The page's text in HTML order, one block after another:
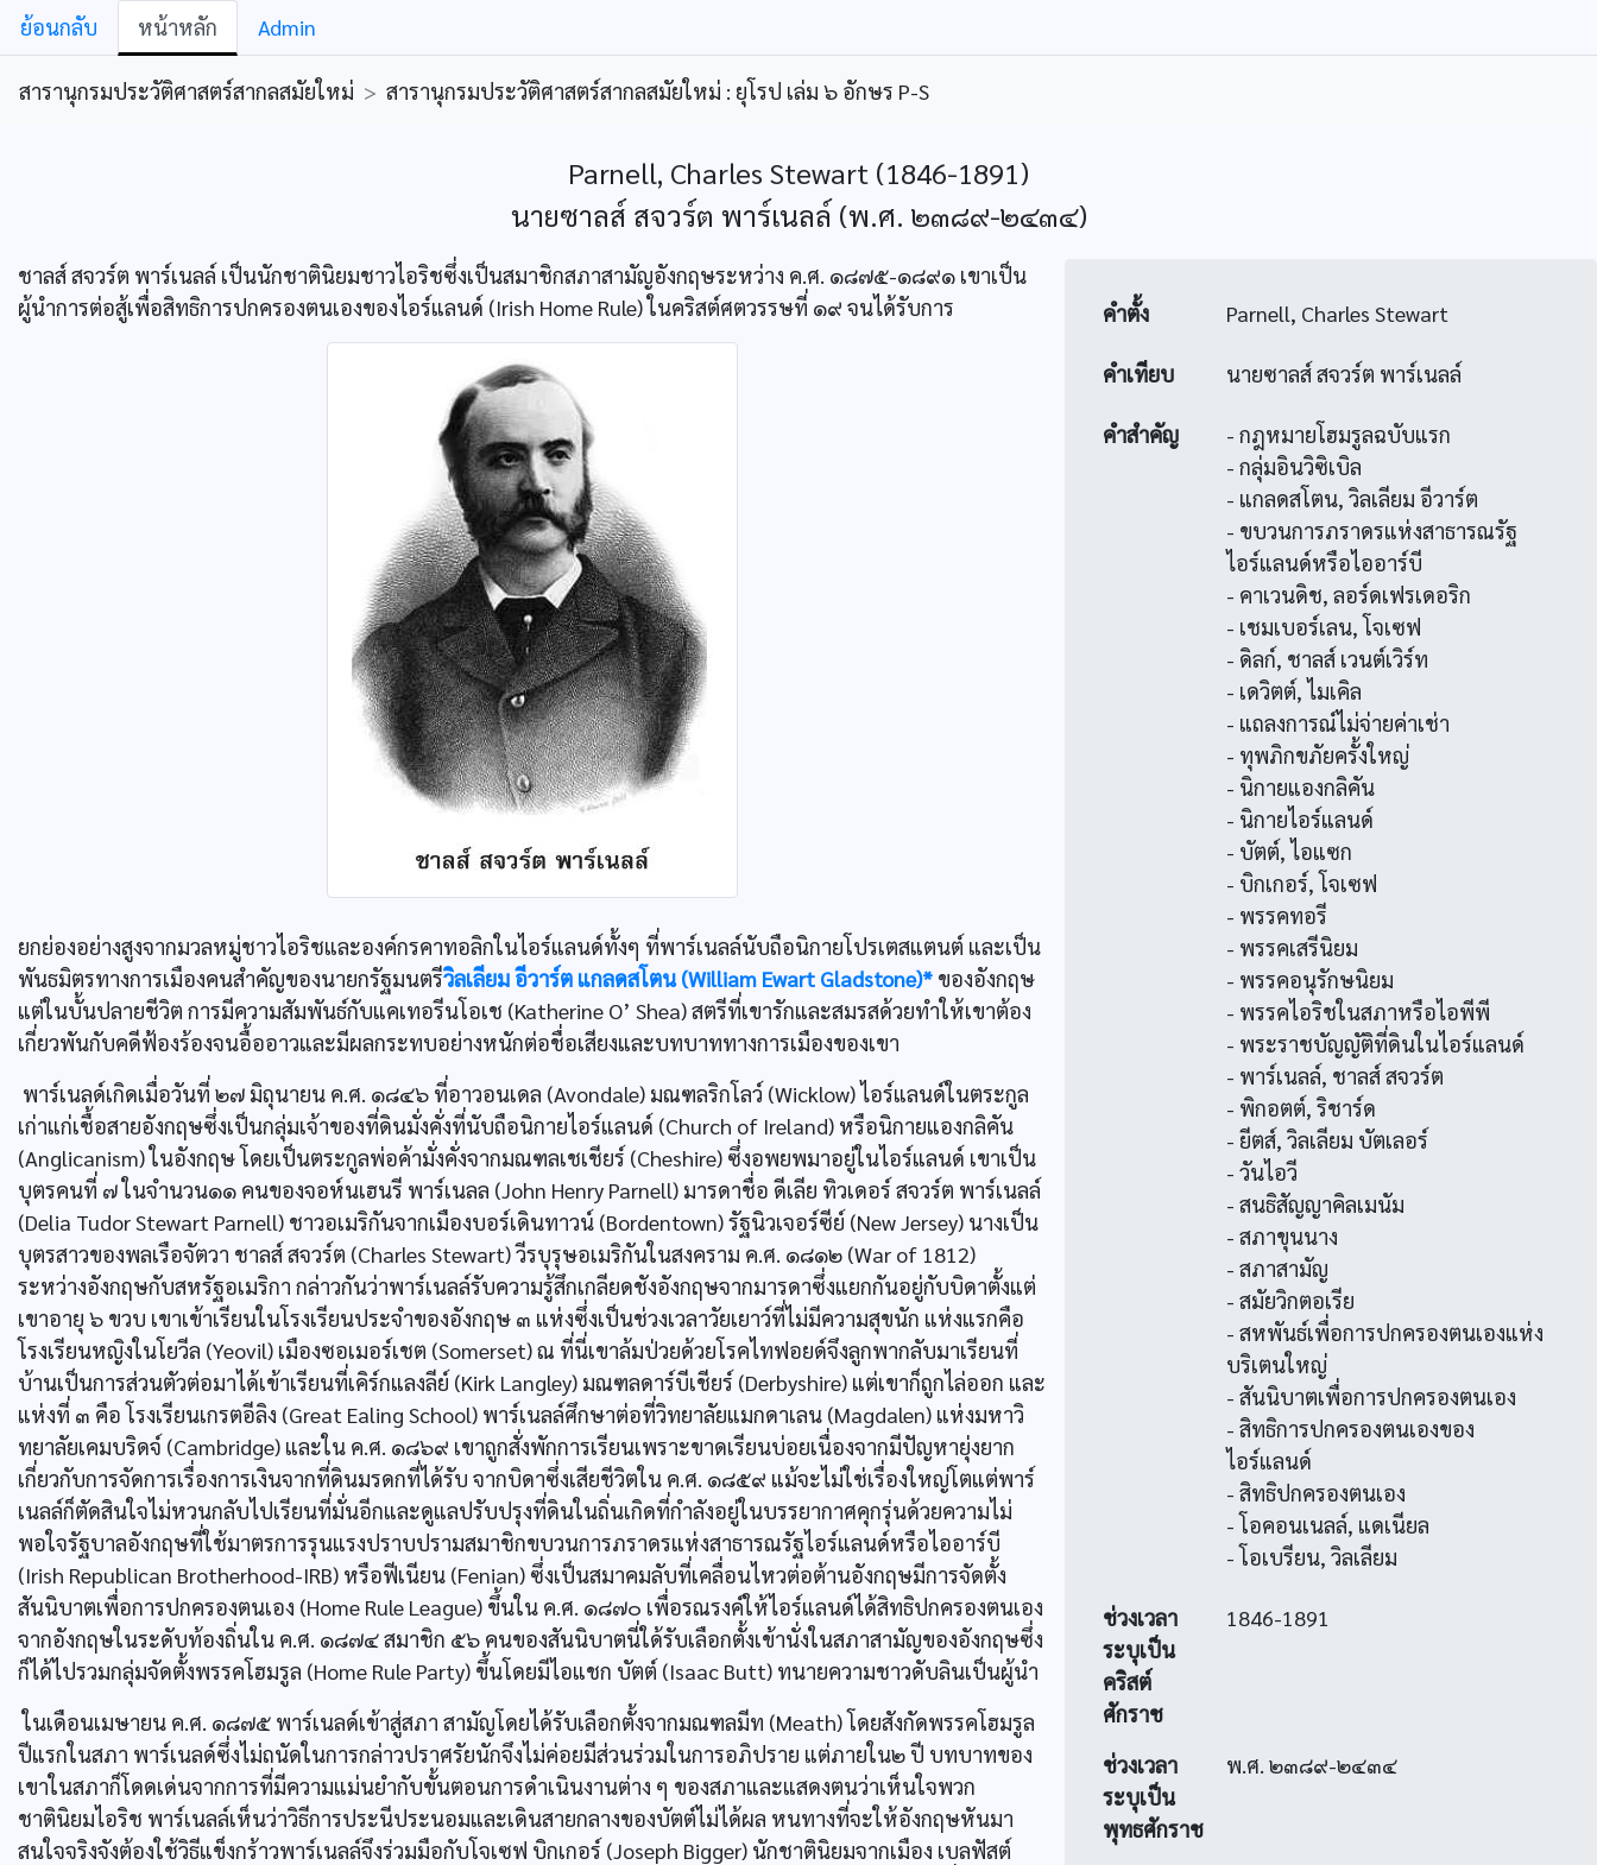
ย้อนกลับ หน้าหลัก Admin
สารานุกรมประวัติศาสตร์สากลสมัยใหม่ > สารานุกรมประวัติศาสตร์สากลสมัยใหม่ : ยุโรป เล่ม ๖ อักษร P-S
Parnell, Charles Stewart (1846-1891)
นายซาลส์ สจวร์ต พาร์เนลล์ (พ.ศ. ๒๓๘๙-๒๔๓๔)
ชาลส์ สจวร์ต พาร์เนลล์ เป็นนักชาตินิยมชาวไอริชซึ่งเป็นสมาชิกสภาสามัญอังกฤษระหว่าง ค.ศ. ๑๘๗๕-๑๘๙๑ เขาเป็น
ผู้นำการต่อสู้เพื่อสิทธิการปกครองตนเองของไอร์แลนด์ (Irish Home Rule) ในคริสต์ศตวรรษที่ ๑๙ จนได้รับการ
ยกย่องอย่างสูงจากมวลหมู่ชาวไอริชและองค์กรคาทอลิกในไอร์แลนด์ทั้งๆ ที่พาร์เนลล์นับถือนิกายโปรเตสแตนต์ และเป็น
พันธมิตรทางการเมืองคนสำคัญของนายกรัฐมนตรีวิลเลียม อีวาร์ต แกลดสโตน (William Ewart Gladstone)* ของอังกฤษ
แต่ในบั้นปลายชีวิต การมีความสัมพันธ์กับแคเทอรีนโอเช (Katherine O’ Shea) สตรีที่เขารักและสมรสด้วยทำให้เขาต้อง
เกี่ยวพันกับคดีฟ้องร้องจนอื้ออาวและมีผลกระทบอย่างหนักต่อชื่อเสียงและบทบาททางการเมืองของเขา
พาร์เนลด์เกิดเมื่อวันที่ ๒๗ มิถุนายน ค.ศ. ๑๘๔๖ ที่อาวอนเดล (Avondale) มณฑลริกโลว์ (Wicklow) ไอร์แลนด์ในตระกูล
เก่าแก่เชื้อสายอังกฤษซึ่งเป็นกลุ่มเจ้าของที่ดินมั่งคั่งที่นับถือนิกายไอร์แลนด์ (Church of Ireland) หรือนิกายแองกลิคัน
(Anglicanism) ในอังกฤษ โดยเป็นตระกูลพ่อค้ามั่งคั่งจากมณฑลเชเชียร์ (Cheshire) ซึ่งอพยพมาอยู่ในไอร์แลนด์ เขาเป็น
บุตรคนที่ ๗ ในจำนวน๑๑ คนของจอห์นเฮนรี พาร์เนลล (John Henry Parnell) มารดาชื่อ ดีเลีย ทิวเดอร์ สจวร์ต พาร์เนลล์
(Delia Tudor Stewart Parnell) ชาวอเมริกันจากเมืองบอร์เดินทาวน์ (Bordentown) รัฐนิวเจอร์ซีย์ (New Jersey) นางเป็น
บุตรสาวของพลเรือจัตวา ชาลส์ สจวร์ต (Charles Stewart) วีรบุรุษอเมริกันในสงคราม ค.ศ. ๑๘๑๒ (War of 1812)
ระหว่างอังกฤษกับสหรัฐอเมริกา กล่าวกันว่าพาร์เนลล์รับความรู้สึกเกลียดชังอังกฤษจากมารดาซึ่งแยกกันอยู่กับบิดาตั้งแต่
เขาอายุ ๖ ขวบ เขาเข้าเรียนในโรงเรียนประจำของอังกฤษ ๓ แห่งซึ่งเป็นช่วงเวลาวัยเยาว์ที่ไม่มีความสุขนัก แห่งแรกคือ
โรงเรียนหญิงในโยวีล (Yeovil) เมืองซอเมอร์เชต (Somerset) ณ ที่นี่เขาล้มป่วยด้วยโรคไทฟอยด์จึงลูกพากลับมาเรียนที่
บ้านเป็นการส่วนตัวต่อมาได้เข้าเรียนที่เคิร์กแลงลีย์ (Kirk Langley) มณฑลดาร์บีเชียร์ (Derbyshire) แต่เขาก็ถูกไล่ออก และ
แห่งที่ ๓ คือ โรงเรียนเกรตอีลิง (Great Ealing School) พาร์เนลล์ศึกษาต่อที่วิทยาลัยแมกดาเลน (Magdalen) แห่งมหาวิ
ทยาลัยเคมบริดจ์ (Cambridge) และใน ค.ศ. ๑๘๖๙ เขาถูกสั่งพักการเรียนเพราะขาดเรียนบ่อยเนื่องจากมีปัญหายุ่งยาก
เกี่ยวกับการจัดการเรื่องการเงินจากที่ดินมรดกที่ได้รับ จากบิดาซึ่งเสียชีวิตใน ค.ศ. ๑๘๕๙ แม้จะไม่ใช่เรื่องใหญ่โตแต่พาร์
เนลล์ก็ตัดสินใจไม่หวนกลับไปเรียนที่มั่นอีกและดูแลปรับปรุงที่ดินในถิ่นเกิดที่กำลังอยู่ในบรรยากาศคุกรุ่นด้วยความไม่
พอใจรัฐบาลอังกฤษที่ใช้มาตรการรุนแรงปราบปรามสมาชิกขบวนการภราดรแห่งสาธารณรัฐไอร์แลนด์หรือไออาร์บี
(Irish Republican Brotherhood-IRB) หรือฟีเนียน (Fenian) ซึ่งเป็นสมาคมลับที่เคลื่อนไหวต่อต้านอังกฤษมีการจัดตั้ง
สันนิบาตเพื่อการปกครองตนเอง (Home Rule League) ขึ้นใน ค.ศ. ๑๘๗๐ เพื่อรณรงค์ให้ไอร์แลนด์ได้สิทธิปกครองตนเอง
จากอังกฤษในระดับท้องถิ่นใน ค.ศ. ๑๘๗๔ สมาชิก ๕๖ คนของสันนิบาตนี่ใด้รับเลือกตั้งเข้านั่งในสภาสามัญของอังกฤษซึ่ง
ก็ได้ไปรวมกลุ่มจัดตั้งพรรคโฮมรูล (Home Rule Party) ขึ้นโดยมีไอแชก บัตต์ (Isaac Butt) ทนายความชาวดับลินเป็นผู้นำ
ในเดือนเมษายน ค.ศ. ๑๘๗๕ พาร์เนลด์เข้าสู่สภา สามัญโดยได้รับเลือกตั้งจากมณฑลมีท (Meath) โดยสังกัดพรรคโฮมรูล
ปีแรกในสภา พาร์เนลด์ซึ่งไม่ถนัดในการกล่าวปราศรัยนักจึงไม่ค่อยมีส่วนร่วมในการอภิปราย แต่ภายใน๒ ปี บทบาทของ
เขาในสภาก็โดดเด่นจากการที่มีความแม่นยำกับขั้นตอนการดำเนินงานต่าง ๆ ของสภาและแสดงตนว่าเห็นใจพวก
ชาตินิยมไอริช พาร์เนลล์เห็นว่าวิธีการประนีประนอมและเดินสายกลางของบัตต์ไม่ได้ผล หนทางที่จะให้อังกฤษหันมา
สนใจจริงจังต้องใช้วิธีแข็งกร้าวพาร์เนลล์จึงร่วมมือกับโจเซฟ บิกเกอร์ (Joseph Bigger) นักชาตินิยมจากเมือง เบลฟัสต์
คำตั้ง Parnell, Charles Stewart
คำเทียบ นายซาลส์ สจวร์ต พาร์เนลล์
คำสำคัญ
- กฎหมายโฮมรูลฉบับแรก
- กลุ่มอินวิซิเบิล
- แกลดสโตน, วิลเลียม อีวาร์ต
- ขบวนการภราดรแห่งสาธารณรัฐ
ไอร์แลนด์หรือไออาร์บี
- คาเวนดิช, ลอร์ดเฟรเดอริก
- เชมเบอร์เลน, โจเซฟ
- ดิลก์, ชาลส์ เวนต์เวิร์ท
- เดวิตต์, ไมเคิล
- แถลงการณ์ไม่จ่ายค่าเช่า
- ทุพภิกขภัยครั้งใหญ่
- นิกายแองกลิคัน
- นิกายไอร์แลนด์
- บัตต์, ไอแซก
- บิกเกอร์, โจเซฟ
- พรรคทอรี
- พรรคเสรีนิยม
- พรรคอนุรักษนิยม
- พรรคไอริชในสภาหรือไอพีพี
- พระราชบัญญัติที่ดินในไอร์แลนด์
- พาร์เนลล์, ชาลส์ สจวร์ต
- พิกอตต์, ริชาร์ด
- ยีตส์, วิลเลียม บัตเลอร์
- วันไอวี
- สนธิสัญญาคิลเมนัม
- สภาขุนนาง
- สภาสามัญ
- สมัยวิกตอเรีย
- สหพันธ์เพื่อการปกครองตนเองแห่ง
บริเตนใหญ่
- สันนิบาตเพื่อการปกครองตนเอง
- สิทธิการปกครองตนเองของ
ไอร์แลนด์
- สิทธิปกครองตนเอง
- โอคอนเนลล์, แดเนียล
- โอเบรียน, วิลเลียม
ช่วงเวลา
ระบุเป็น
คริสต์
ศักราช
1846-1891
ช่วงเวลา
ระบุเป็น
พุทธศักราช
พ.ศ. ๒๓๘๙-๒๔๓๔